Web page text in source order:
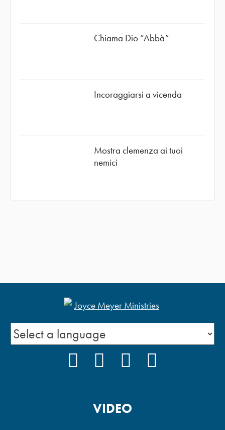
Chiama Dio “Abbà”
Incoraggiarsi a vicenda
Mostra clemenza ai tuoi
nemici
VIDEO